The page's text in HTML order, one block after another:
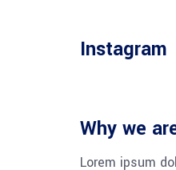
Instagram
Why we
Lorem ipsum